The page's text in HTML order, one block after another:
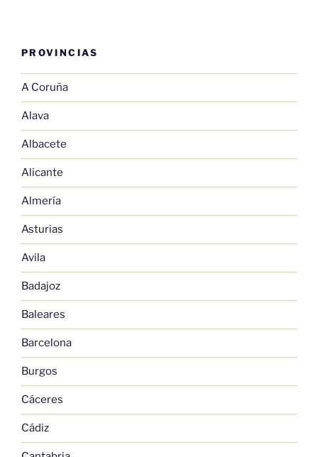
PROVINCIAS
A Coruña
Alava
Albacete
Alicante
Almería
Asturias
Avila
Badajoz
Baleares
Barcelona
Burgos
Cáceres
Cádiz